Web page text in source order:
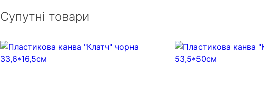
Супутні товари